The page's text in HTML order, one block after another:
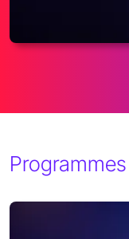
Programmes